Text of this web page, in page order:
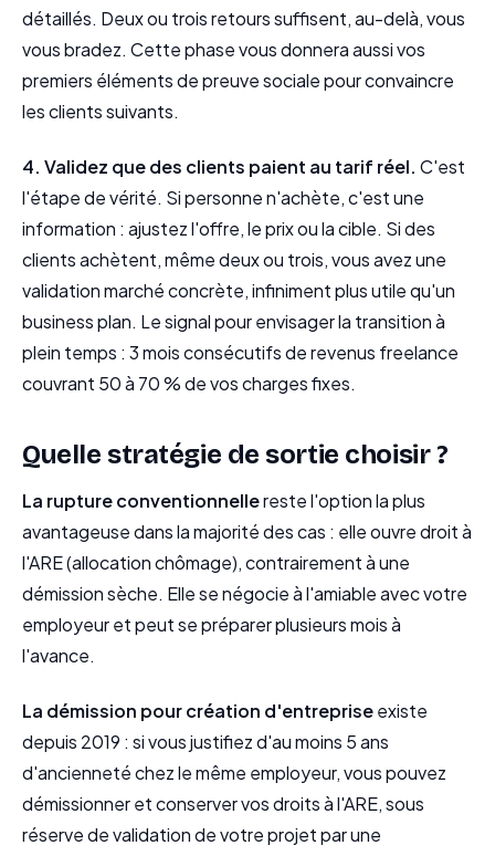
détaillés. Deux ou trois retours suffisent, au-delà, vous
vous bradez. Cette phase vous donnera aussi vos
premiers éléments de preuve sociale pour convaincre
les clients suivants.
4. Validez que des clients paient au tarif réel. C'est
l'étape de vérité. Si personne n'achète, c'est une
information : ajustez l'offre, le prix ou la cible. Si des
clients achètent, même deux ou trois, vous avez une
validation marché concrète, infiniment plus utile qu'un
business plan. Le signal pour envisager la transition à
plein temps : 3 mois consécutifs de revenus freelance
couvrant 50 à 70 % de vos charges fixes.
Quelle stratégie de sortie choisir ?
La rupture conventionnellereste l'option la plus
avantageuse dans la majorité des cas : elle ouvre droit à
l'ARE (allocation chômage), contrairement à une
démission sèche. Elle se négocie à l'amiable avec votre
employeur et peut se préparer plusieurs mois à
l'avance.
La démission pour création d'entrepriseexiste
depuis 2019 : si vous justifiez d'au moins 5 ans
d'ancienneté chez le même employeur, vous pouvez
démissionner et conserver vos droits à l'ARE, sous
réserve de validation de votre projet par une